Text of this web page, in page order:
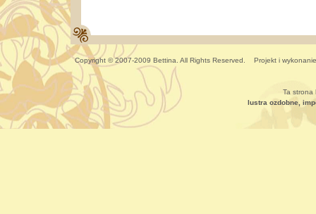
Copyright © 2007-2009 Bettina. All Rights Reserved. Projekt i
Ta strona
lustra ozdobne,